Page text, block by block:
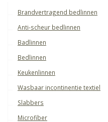
Brandvertragend bedlinnen
Anti-scheur bedlinnen
Badlinnen
Bedlinnen
Keukenlinnen
Wasbaar incontinentie textiel
Slabbers
Microfiber